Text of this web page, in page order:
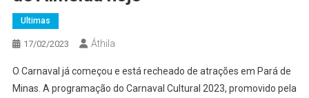
Ultimas
17/02/2023 Áthila
O Carnaval já começou e está recheado de atrações em Pará de
Minas. A programação do Carnaval Cultural 2023, promovido pela